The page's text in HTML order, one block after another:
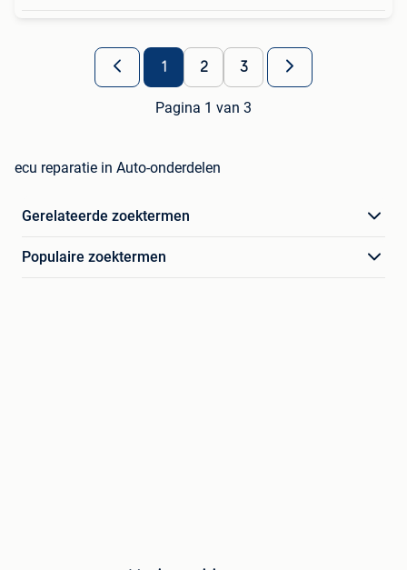
1 2 3
Pagina 1 van 3
ecu reparatie in Auto-onderdelen
Gerelateerde zoektermen
Populaire zoektermen